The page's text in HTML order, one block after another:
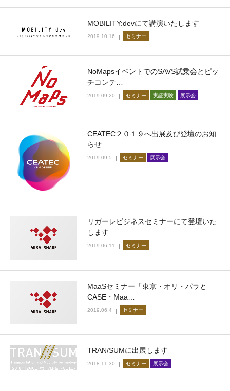
MOBILITY:devにて講演いたします
2019.10.16 セミナー
NoMapsイベントでのSAVS試乗会とピッ
チコンテ…
2019.09.20 セミナー 実証実験 展示会
CEATEC２０１９へ出展及び登壇のお知
らせ
2019.09.5 セミナー 展示会
リガーレビジネスセミナーにて登壇いた
します
2019.06.11 セミナー
MaaSセミナー「東京・オリ・パラと
CASE・Maa…
2019.06.4 セミナー
TRAN/SUMに出展します
2018.11.30 セミナー 展示会